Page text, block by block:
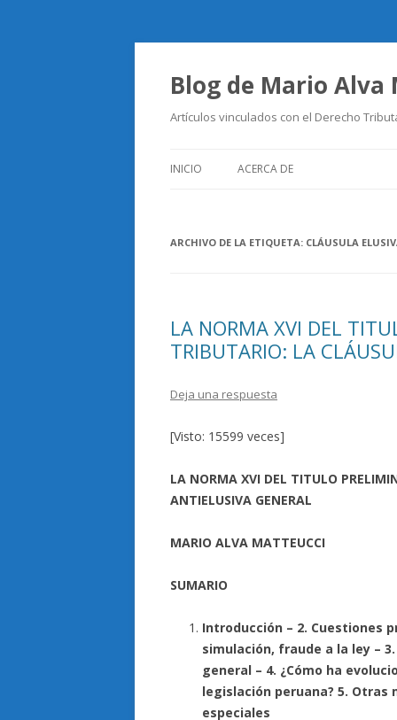
Blog de Mario Alva
Artículos vinculados con el Derecho
INICIO ACERCA DE
ARCHIVO DE LA ETIQUETA: CLÁUSULA
LA NORMA XVI DEL
TRIBUTARIO: LA
Deja una respuesta
[Visto: 15599 veces]
LA NORMA XVI DEL TITULO
ANTIELUSIVA GENERAL
MARIO ALVA MATTEUCCI
SUMARIO
Introducción – 2. Cuestiones
simulación, fraude a la ley –
general – 4. ¿Cómo ha
legislación peruana? 5. Otras
especiales